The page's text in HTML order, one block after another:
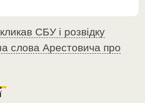
СБУ і розвідку
слова Арестовича про